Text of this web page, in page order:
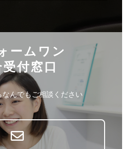
ームワン
付窓口
なんでもご相談ください